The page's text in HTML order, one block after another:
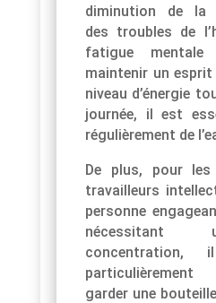
diminution de la
des troubles de
fatigue mentale
maintenir un
niveau d’énergie
journée, il est
régulièrement de
De plus, pour
travailleurs
personne
particulièrement
garder une